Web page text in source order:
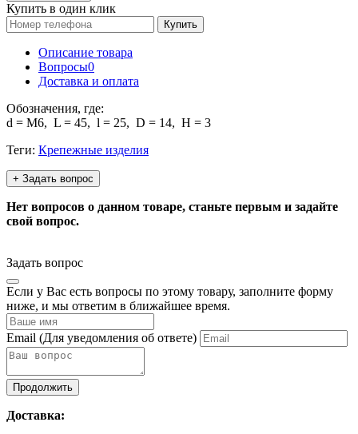
Купить в один клик
Купить
Описание товара
Вопросы0
Доставка и оплата
Обозначения, где:
d = М6, L = 45, l = 25, D = 14, H = 3
Теги: Крепежные изделия
+ Задать вопрос
Нет вопросов о данном товаре, станьте первым и задайте
свой вопрос.
Задать вопрос
Если у Вас есть вопросы по этому товару, заполните форму
ниже, и мы ответим в ближайшее время.
Email (Для уведомления об ответе)
Продолжить
Доставка: